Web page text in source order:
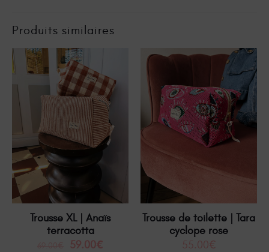
Produits similaires
En promotion
Trousse XL | Anaïs
terracotta
59.00€
Trousse de toilette | Tara
cyclope rose
55.00€